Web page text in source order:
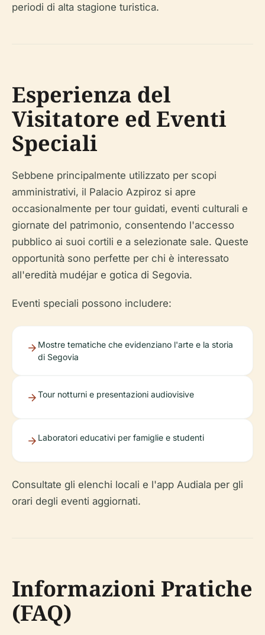
periodi di alta stagione turistica.
Esperienza del
Visitatore ed Eventi
Speciali
Sebbene principalmente utilizzato per scopi
amministrativi, il Palacio Azpiroz si apre
occasionalmente per tour guidati, eventi culturali e
giornate del patrimonio, consentendo l'accesso
pubblico ai suoi cortili e a selezionate sale. Queste
opportunità sono perfette per chi è interessato
all'eredità mudéjar e gotica di Segovia.
Eventi speciali possono includere:
Mostre tematiche che evidenziano l'arte e la storia
di Segovia
Tour notturni e presentazioni audiovisive
Laboratori educativi per famiglie e studenti
Consultate gli elenchi locali e l'app Audiala per gli
orari degli eventi aggiornati.
Informazioni Pratiche
(FAQ)